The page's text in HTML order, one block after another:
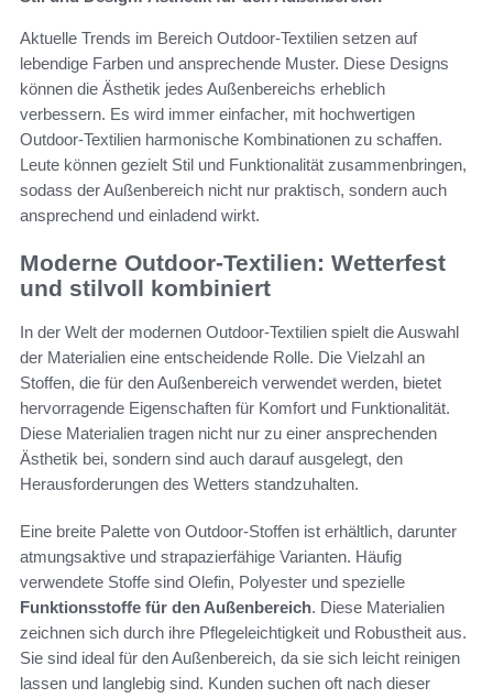
Aktuelle Trends im Bereich Outdoor-Textilien setzen auf
lebendige Farben und ansprechende Muster. Diese Designs
können die Ästhetik jedes Außenbereichs erheblich
verbessern. Es wird immer einfacher, mit hochwertigen
Outdoor-Textilien harmonische Kombinationen zu schaffen.
Leute können gezielt Stil und Funktionalität zusammenbringen,
sodass der Außenbereich nicht nur praktisch, sondern auch
ansprechend und einladend wirkt.
Moderne Outdoor-Textilien: Wetterfest
und stilvoll kombiniert
In der Welt der modernen Outdoor-Textilien spielt die Auswahl
der Materialien eine entscheidende Rolle. Die Vielzahl an
Stoffen, die für den Außenbereich verwendet werden, bietet
hervorragende Eigenschaften für Komfort und Funktionalität.
Diese Materialien tragen nicht nur zu einer ansprechenden
Ästhetik bei, sondern sind auch darauf ausgelegt, den
Herausforderungen des Wetters standzuhalten.
Eine breite Palette von Outdoor-Stoffen ist erhältlich, darunter
atmungsaktive und strapazierfähige Varianten. Häufig
verwendete Stoffe sind Olefin, Polyester und spezielle
Funktionsstoffe für den Außenbereich. Diese Materialien
zeichnen sich durch ihre Pflegeleichtigkeit und Robustheit aus.
Sie sind ideal für den Außenbereich, da sie sich leicht reinigen
lassen und langlebig sind. Kunden suchen oft nach dieser